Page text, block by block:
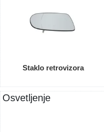
Staklo retrovizora
Osvetljenje